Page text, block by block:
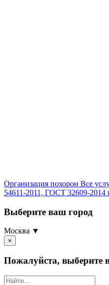
Организация похорон Все
54611-2011, ГОСТ 32609-2014
Выберите ваш город
Москва ▼
×
Пожалуйста, выберите